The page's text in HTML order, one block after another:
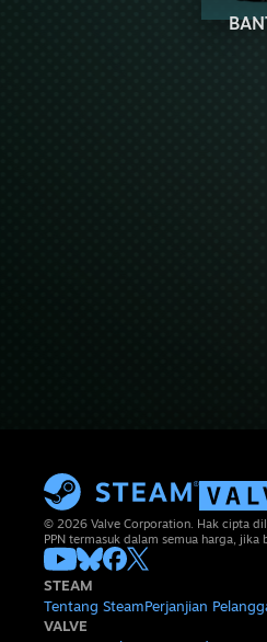
© 2026 Valve Corporation. Hak cipta
PPN termasuk dalam semua harga, jika
STEAM
Tentang SteamPerjanjian
VALVE